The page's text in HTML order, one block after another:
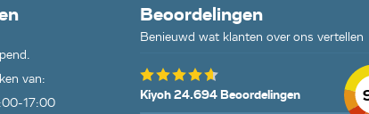
van:
17:00
Beoordelingen
Benieuwd wat klanten over ons vertellen
Kiyoh 24.694 Beoordelingen